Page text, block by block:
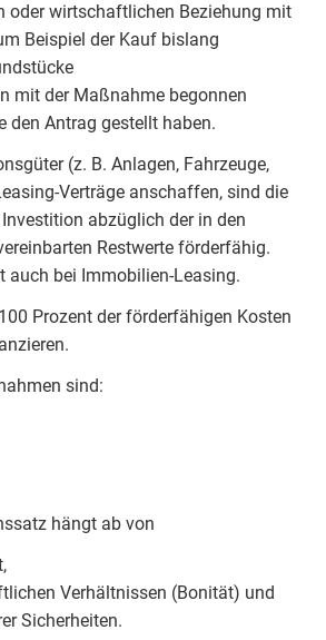
oder wirtschaftlichen Beziehung mit
Beispiel der Kauf bislang
mit der Maßnahme begonnen
den Antrag gestellt haben.
(z. B. Anlagen, Fahrzeuge,
Verträge anschaffen, sind die
abzüglich der in den
Restwerte förderfähig.
auch bei Immobilien-Leasing.
Prozent der förderfähigen Kosten
sind:
hängt ab von
Verhältnissen (Bonität) und
Sicherheiten.